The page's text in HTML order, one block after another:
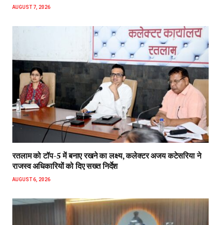
AUGUST 7, 2026
रतलाम को टॉप-5 में बनाए रखने का लक्ष्य, कलेक्टर अजय कटेसरिया ने
राजस्व अधिकारियों को दिए सख्त निर्देश
AUGUST 6, 2026